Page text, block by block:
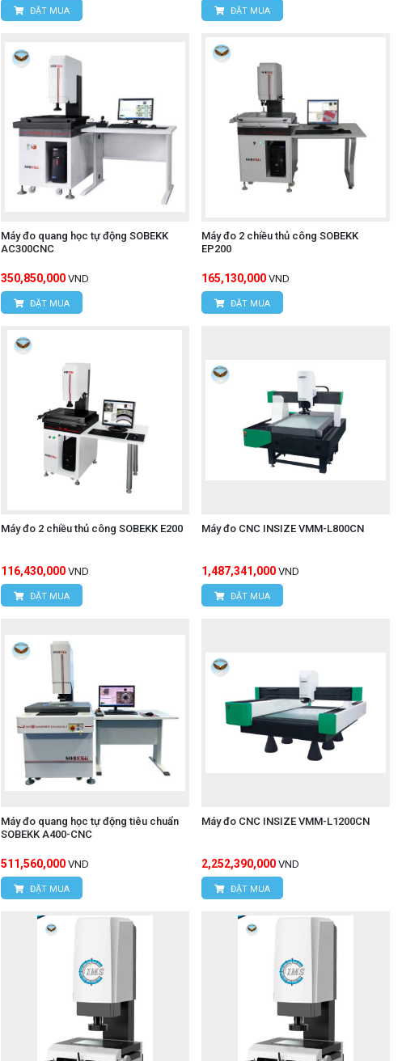
ĐẶT MUA ĐẶT MUA
Máy đo quang học tự động SOBEKK
AC300CNC
350,850,000 VND
ĐẶT MUA
Máy đo 2 chiều thủ công SOBEKK
EP200
165,130,000 VND
ĐẶT MUA
Máy đo 2 chiều thủ công SOBEKK E200
116,430,000 VND
ĐẶT MUA
Máy đo CNC INSIZE VMM-L800CN
1,487,341,000 VND
ĐẶT MUA
Máy đo quang học tự động tiêu chuẩn
SOBEKK A400-CNC
511,560,000 VND
ĐẶT MUA
Máy đo CNC INSIZE VMM-L1200CN
2,252,390,000 VND
ĐẶT MUA